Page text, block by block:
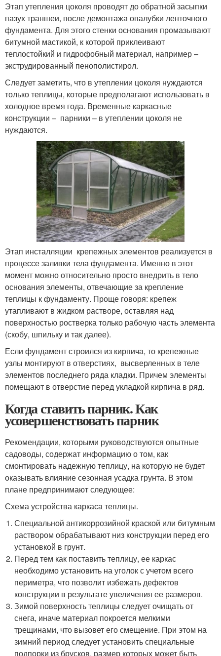
Этап утепления цоколя проводят до обратной засыпки
пазух траншеи, после демонтажа опалубки ленточного
фундамента. Для этого стенки основания промазывают
битумной мастикой, к которой приклеивают
теплостойкий и гидрофобный материал, например –
экструдированный пенополистирол.
Следует заметить, что в утеплении цоколя нуждаются
только теплицы, которые предполагают использовать в
холодное время года. Временные каркасные
конструкции – парники – в утеплении цоколя не
нуждаются.
Этап инсталляции крепежных элементов реализуется в
процессе заливки тела фундамента. Именно в этот
момент можно относительно просто внедрить в тело
основания элементы, отвечающие за крепление
теплицы к фундаменту. Проще говоря: крепеж
утапливают в жидком растворе, оставляя над
поверхностью ростверка только рабочую часть элемента
(скобу, шпильку и так далее).
Если фундамент строился из кирпича, то крепежные
узлы монтируют в отверстиях, высверленных в теле
элементов последнего ряда кладки. Причем элементы
помещают в отверстие перед укладкой кирпича в ряд.
Когда ставить парник. Как
усовершенствовать парник
Рекомендации, которыми руководствуются опытные
садоводы, содержат информацию о том, как
смонтировать надежную теплицу, на которую не будет
оказывать влияние сезонная усадка грунта. В этом
плане предпринимают следующее:
Схема устройства каркаса теплицы.
Специальной антикоррозийной краской или битумным
раствором обрабатывают низ конструкции перед его
установкой в грунт.
Перед тем как поставить теплицу, ее каркас
необходимо установить на уголок с учетом всего
периметра, что позволит избежать дефектов
конструкции в результате увеличения ее размеров.
Зимой поверхность теплицы следует очищать от
снега, иначе материал покроется мелкими
трещинами, что вызовет его смещение. При этом на
зимний период следует установить специальные
подпорки из брусков, размер которых может быть